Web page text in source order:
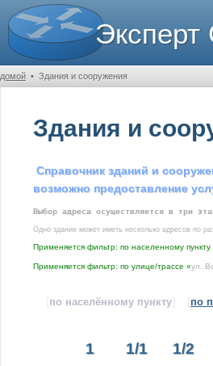
Эксперт
домой • Здания и сооружения
Здания и
Справочник зданий и
возможно предоставление
Выбор адреса осуществляется в три
Одно здание может иметь несколько адресов по
Применяется фильтр: по населенному пункту
Применяется фильтр: по улице/трассе «ул.
по населённому пункту] по
1 1/1 1/2